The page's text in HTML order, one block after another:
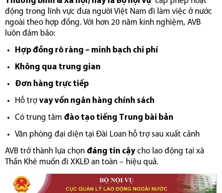
động trong lĩnh vực đưa người Việt Nam đi làm việc ở nước
ngoài theo hợp đồng. Với hơn 20 năm kinh nghiệm, AVB
luôn đảm bảo:
Hợp đồng rõ ràng – minh bạch chi phí
Không qua trung gian
Đơn hàng trực tiếp
Hỗ trợvay vốn ngân hàng chính sách
Có trung tâm đào tạo tiếng Trung bài bản
Văn phòng đại diện tại Đài Loan hỗ trợ sau xuất cảnh
AVB trở thành lựa chọn đáng tin cậy cho lao động tại xã
Thần Khê muốn đi XKLĐ an toàn – hiệu quả.